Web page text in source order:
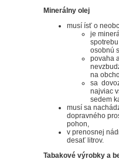
Minerálny olej
musí ísť o
je
osobnú
povaha
na
sa
najviac
sedem
musí sa
dopravného
pohon,
v prenosnej
desať litrov.
Tabakové výrobky a